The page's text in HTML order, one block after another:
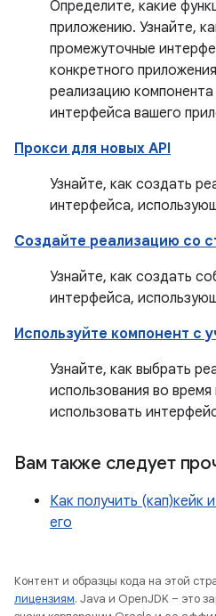
Определите, какие
приложению. Узнайте,
промежуточные
конкретного
реализацию компонента
интерфейса вашего
Прокси для новых API
Узнайте, как создать
интерфейса,
Создайте реализацию со
Узнайте, как создать
интерфейса,
Используйте компонент с
Узнайте, как выбрать
использования во
использовать
Вам также следует
Как получить (кап)кейк
его
Контент и образцы кода на этой
лицензиям. Java и OpenJDK – это